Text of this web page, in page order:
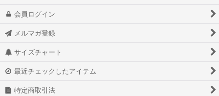
会員ログイン
メルマガ登録
サイズチャート
最近チェックしたアイテム
特定商取引法